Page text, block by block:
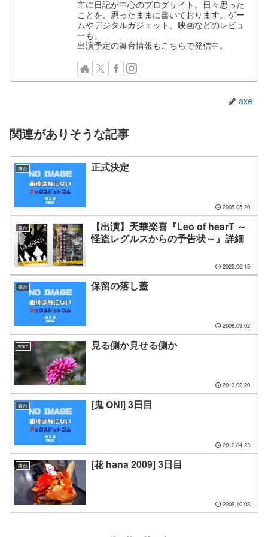
主に日記が中心のブログサイト。日々思った
ことを、思ったままに書いております。ゲー
ムやデジタルガジェット、映画などのレビュ
ーも。
出演予定の舞台情報もこちらで発信中。
axe
関連がありそうな記事
舞台 正式決定
2005.05.20
舞台
【出演】天華楽喜『Leo of hearT ～
怪盗レグルスからの予告状～』詳細
2025.06.15
舞台 保留の落し蓋
2008.09.02
word 見る側か見せる側か
2013.02.20
舞台 [鬼 ONI] 3日目
2010.04.23
舞台 [花 hana 2009] 3日目
2009.10.03